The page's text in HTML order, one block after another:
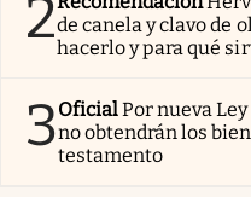
2de canela y clavo de
hacerlo y para qué
3OficialPor nueva
no obtendrán los
testamento